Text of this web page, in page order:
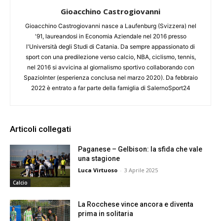
Gioacchino Castrogiovanni
Gioacchino Castrogiovanni nasce a Laufenburg (Svizzera) nel
'91, laureandosi in Economia Aziendale nel 2016 presso
l'Università degli Studi di Catania. Da sempre appassionato di
sport con una predilezione verso calcio, NBA, ciclismo, tennis,
nel 2016 si avvicina al giornalismo sportivo collaborando con
SpazioInter (esperienza conclusa nel marzo 2020). Da febbraio
2022 è entrato a far parte della famiglia di SalernoSport24
Articoli collegati
Calcio
Paganese – Gelbison: la sfida che vale
una stagione
Luca Virtuoso - 3 Aprile 2025
La Rocchese vince ancora e diventa
prima in solitaria